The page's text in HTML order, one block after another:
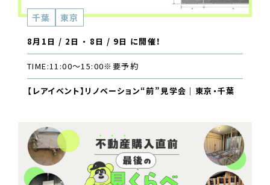
千葉 東京
8月1日 / 2日 ・ 8日 / 9日 に開催！
TIME:11:00〜15:00※要予約
【レアイベント】リノベーション“前”見学会｜東京・千葉